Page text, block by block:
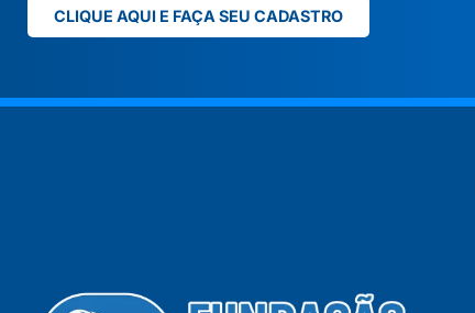
CLIQUE AQUI E FAÇA SEU CADASTRO